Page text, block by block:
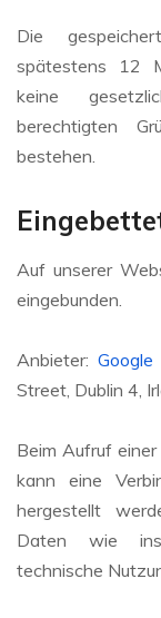
Die
spätestens 12
keine
berechtigten
bestehen.
Auf unserer
eingebunden.
Anbieter:
Street, Dublin 4,
Beim Aufruf
kann eine
hergestellt
Daten wie
technische